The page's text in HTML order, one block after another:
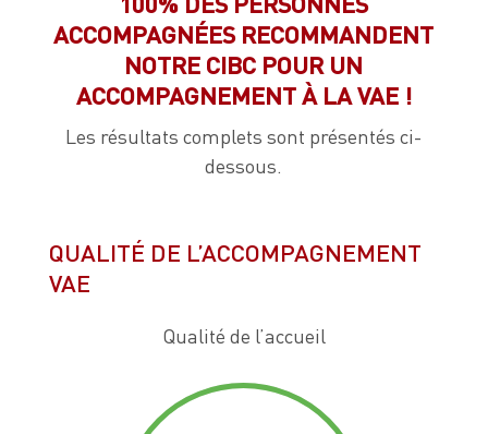
ACCOMPAGNÉES RECOMMANDENT
NOTRE CIBC POUR UN
ACCOMPAGNEMENT À LA VAE !
Les résultats complets sont présentés ci-
dessous.
QUALITÉ DE L’ACCOMPAGNEMENT
VAE
Qualité de l’accueil